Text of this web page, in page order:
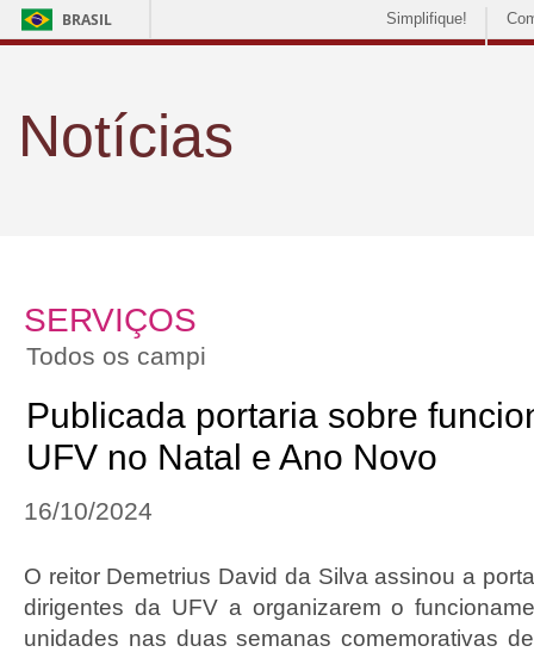
BRASIL Simplifique!
Notícias
SERVIÇOS
Todos os campi
Publicada portaria sobre
UFV no Natal e Ano Novo
16/10/2024
O reitor Demetrius David da Silva assinou a
dirigentes da UFV a organizarem o
unidades nas duas semanas comemorativas